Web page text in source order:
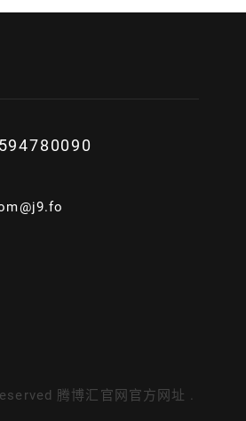
腾博汇官网官方网址 .